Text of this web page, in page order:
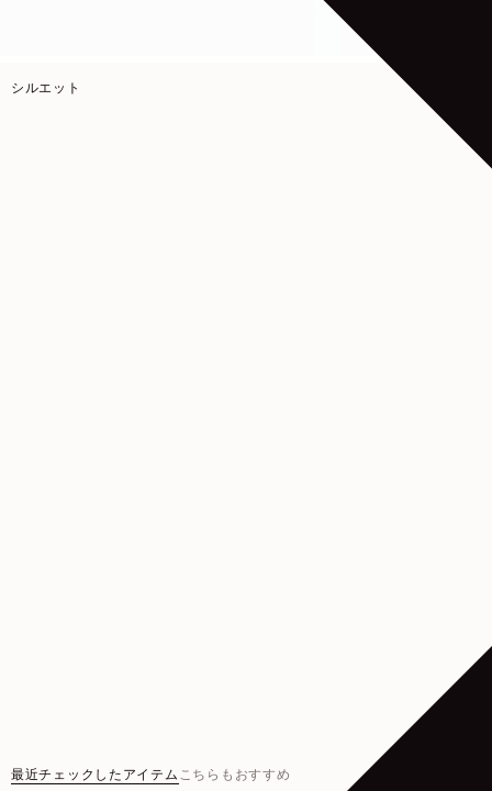
シルエット
最近チェックしたアイテム こちらもおすすめ